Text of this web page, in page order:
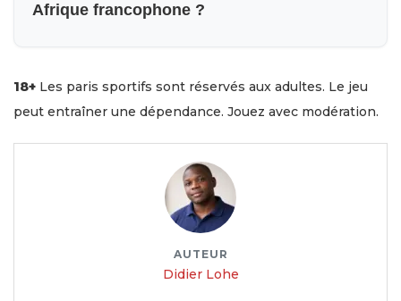
Afrique francophone ?
18+ Les paris sportifs sont réservés aux adultes. Le jeu
peut entraîner une dépendance. Jouez avec modération.
AUTEUR
Didier Lohe